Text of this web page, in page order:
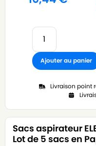
Ajouter au panier
Livraison point
Sacs aspirateur
Lot de 5 sacs en